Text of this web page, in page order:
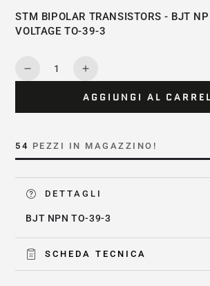
STM BIPOLAR TRANSISTORS - BJT
VOLTAGE TO-39-3
Quantità
DiminuisceAumenta
quantità
AGGIUNGI AL
54 PEZZI IN MAGAZZINO!
DETTAGLI
BJT NPN TO-39-3
SCHEDA TECNICA